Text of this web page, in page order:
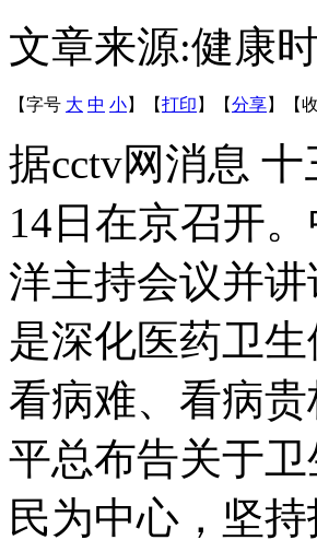
文章来源:健康
【字号 大 中 小】 【打印 】 【分享】 【
据cctv网消息
14日在京召开
洋主持会议并
是深化医药卫
看病难、看病
平总布告关于
民为中心，坚